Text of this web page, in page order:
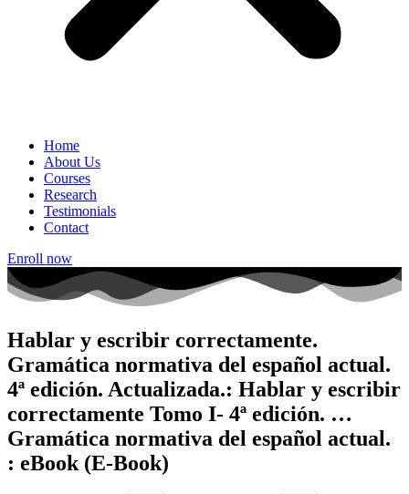
Home
About Us
Courses
Research
Testimonials
Contact
Enroll now
Hablar y escribir correctamente.
Gramática normativa del español actual.
4ª edición. Actualizada.: Hablar y escribir
correctamente Tomo I- 4ª edición. …
Gramática normativa del español actual.
: eBook (E-Book)